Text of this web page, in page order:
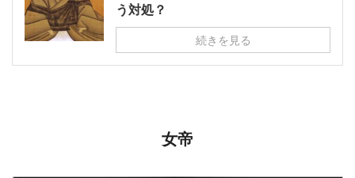
う対処？
続きを見る
女帝